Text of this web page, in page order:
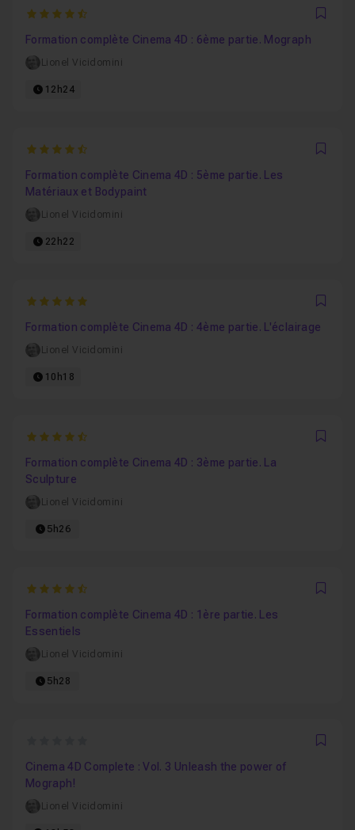
4.8
Formation complète Cinema 4D : 6ème partie. Mograph
Lionel Vicidomini
12h24
4.9090909090909
Formation complète Cinema 4D : 5ème partie. Les
Matériaux et Bodypaint
Lionel Vicidomini
22h22
5
Formation complète Cinema 4D : 4ème partie. L'éclairage
Lionel Vicidomini
10h18
4.6842105263158
Formation complète Cinema 4D : 3ème partie. La
Sculpture
Lionel Vicidomini
5h26
4.9090909090909
Formation complète Cinema 4D : 1ère partie. Les
Essentiels
Lionel Vicidomini
5h28
Cinema 4D Complete : Vol. 3 Unleash the power of
Mograph!
Lionel Vicidomini